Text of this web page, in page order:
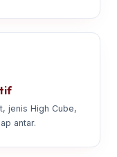
jenis High Cube,
antar.